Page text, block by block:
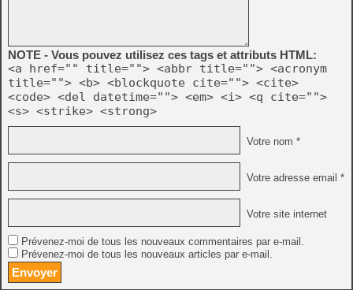
NOTE - Vous pouvez utilisez ces tags et attributs HTML:
<a href="" title=""> <abbr title=""> <acronym
title=""> <b> <blockquote cite=""> <cite>
<code> <del datetime=""> <em> <i> <q cite="">
<s> <strike> <strong>
Votre nom *
Votre adresse email *
Votre site internet
Prévenez-moi de tous les nouveaux commentaires par e-mail.
Prévenez-moi de tous les nouveaux articles par e-mail.